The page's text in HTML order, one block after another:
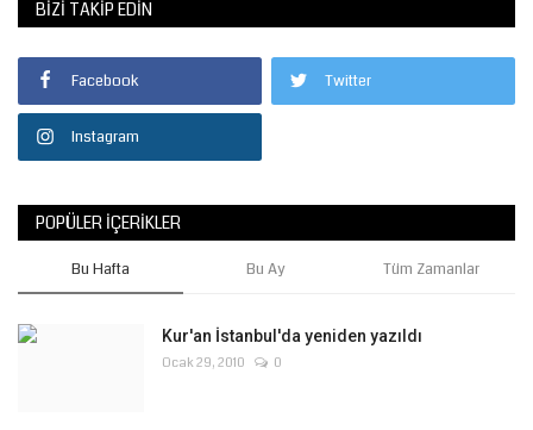
BIZI TAKIP EDIN
Facebook Twitter
Instagram
POPÜLER İÇERIKLER
Bu Hafta Bu Ay Tüm Zamanlar
Kur'an İstanbul'da yeniden yazıldı
Ocak 29, 2010 0